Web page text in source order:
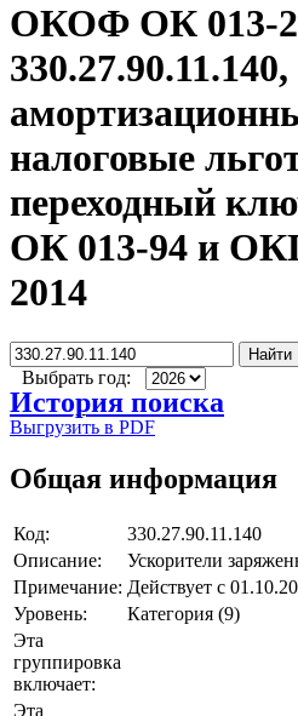
ОКОФ ОК 013-
330.27.90.11.140,
налоговые
переходный
ОК 013-94 и
2014
Найти
Выбрать год:
История поиска
Выгрузить в PDF
Общая информация
Код:
330.27.90.11.140
Описание:
Ускорители
Примечание: Действует с
Уровень:
Категория (9)
Эта
группировка
включает:
Эта